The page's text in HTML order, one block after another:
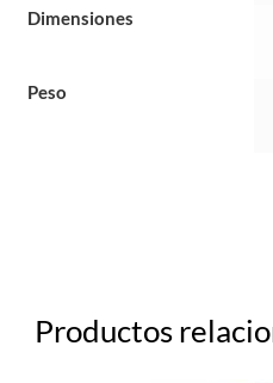
Dimensiones
Peso
Productos